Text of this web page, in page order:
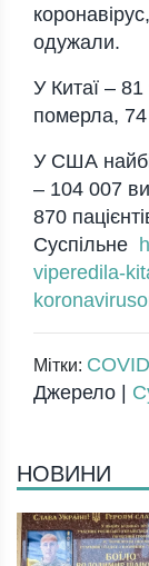
одужали.
У Китаї –
померла,
У США
– 104 007
870
Суспільне
viperedila-
Мітки:
Джерело |
НОВИНИ